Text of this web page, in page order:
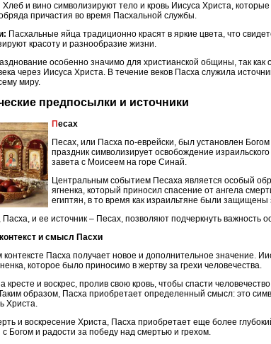
Хлеб и вино символизируют тело и кровь Иисуса Христа,
причастия во время Пасхальной службы.
Пасхальные яйца традиционно красят в яркие цвета, что
красоту и разнообразие жизни.
особенно значимо для христианской общины, так
через Иисуса Христа. В течение веков Пасха служила
миру.
предпосылки и источники
Песах
Песах, или Пасха по-еврейски, был установлен
праздник символизирует освобождение
завета с Моисеем на горе Синай.
Центральным событием Песаха является особый
ягненка, который приносил спасение от ангела
египтян, в то время как израильтяне были
и ее источник – Песах, позволяют подчеркнуть важность
контекст и смысл Пасхи
контексте Пасха получает новое и дополнительное значение.
которое было приносимо в жертву за грехи человечества.
кресте и воскрес, пролив свою кровь, чтобы спасти
образом, Пасха приобретает определенный смысл: это
Христа.
и воскресение Христа, Пасха приобретает еще более
Богом и радости за победу над смертью и грехом.